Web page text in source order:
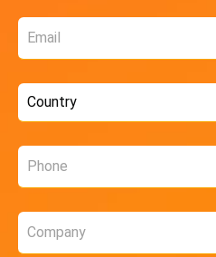
Email
Country
Phone
Company